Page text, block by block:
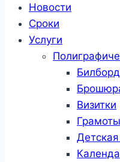
Новости
Сроки
Услуги
Визитки